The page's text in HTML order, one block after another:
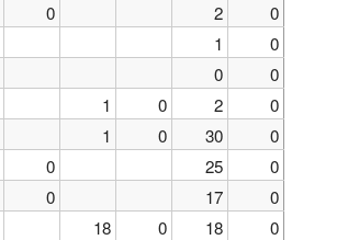
0 2
0
1
0
0
0
1 0 2
0
1 0 30
0
0 25
0
0 17
0
18 0 18
0